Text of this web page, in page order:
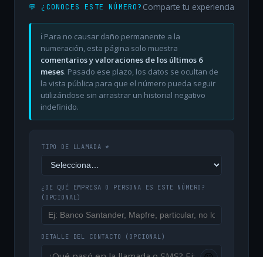
💬 ¿CONOCES ESTE NÚMERO? Comparte tu experiencia
ℹ️ Para no causar daño permanente a la
numeración, esta página solo muestra
comentarios y valoraciones de los últimos 6
meses. Pasado ese plazo, los datos se ocultan de
la vista pública para que el número pueda seguir
utilizándose sin arrastrar un historial negativo
indefinido.
TIPO DE LLAMADA *
¿DE QUÉ EMPRESA O PERSONA ES ESTE NÚMERO?
(OPCIONAL)
DETALLE DEL CONTACTO (OPCIONAL)